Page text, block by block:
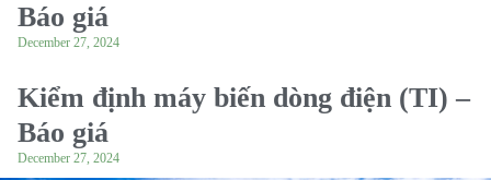
Báo giá
December 27, 2024
Kiểm định máy biến dòng điện (TI) –
Báo giá
December 27, 2024